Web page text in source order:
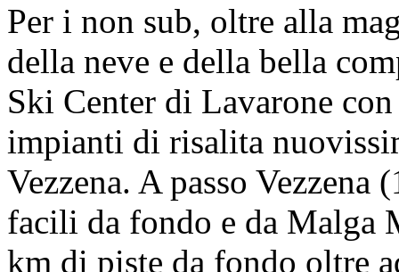
Per i non sub, oltre alla
della neve e della bella
Ski Center di Lavarone
impianti di risalita
Vezzena. A passo
facili da fondo e da Malga
km di piste da fondo oltre